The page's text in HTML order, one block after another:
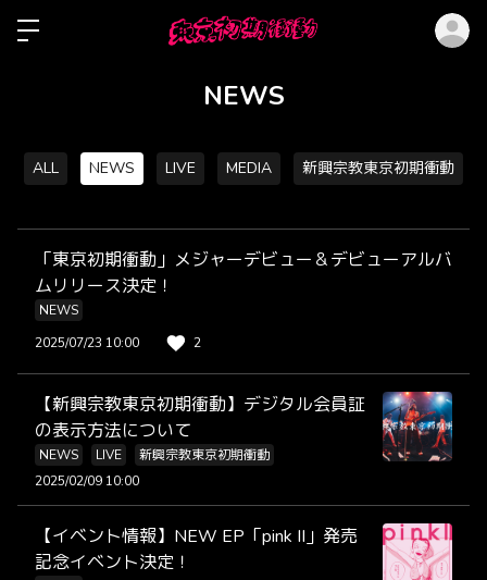
NEWS
ALL NEWS LIVE MEDIA 新興宗教東京初期衝動
「東京初期衝動」メジャーデビュー＆デビューアルバ
ムリリース決定！
NEWS
2025/07/23 10:00
2
【新興宗教東京初期衝動】デジタル会員証
の表示方法について
NEWS LIVE
新興宗教東京初期衝動
2025/02/09 10:00
【イベント情報】NEW EP「pink II」発売
記念イベント決定！